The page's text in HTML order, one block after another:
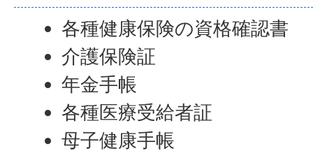
各種健康保険の資格確認書
介護保険証
年金手帳
各種医療受給者証
母子健康手帳